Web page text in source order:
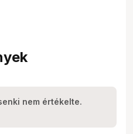
nem értékelte.